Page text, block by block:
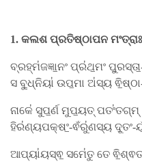
1. କଲଶ ପ୍ରତିଷ୍ଠାପନ ମଂତ୍ରାଃ
ବ୍ରହ୍ମ॑ଜଜ୍ଞା॒ନଂ ପ୍ର॑ଥ॒ମଂ
ସ ବୁ॒ଧ୍ନିୟା॑ ଉପ॒ମା ଅ॑ସ୍ୟ
ନାକେ॑ ସୁପ॒ର୍ଣ ମୁପ॒ୟତ୍
ହିର॑ଣ୍ୟପକ୍ଷଂ॒-ଵଁରୁ॑ଣସ୍ୟ
ଆପ୍ୟା॑ୟସ୍ଵ॒ ସମେ॑ତୁ ତେ